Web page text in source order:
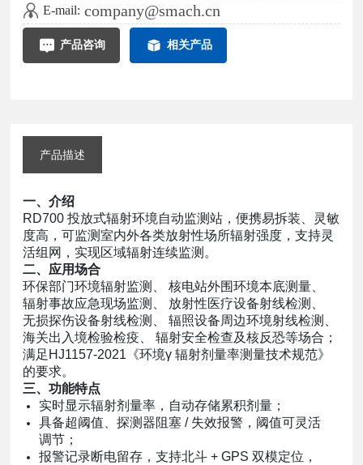
E-mail: company@smach.cn
产品咨询 相关产品
产品描述
一、介绍
RD700 投放式辐射环境自动监测站，便携易拆装、灵敏
度高，可监测室内外各类放射性场所辐射强度，支持灵
活组网，实现区域辐射连续监测。
二、应用场合
环保部门环境辐射监测、 核电站外围环境本底测量、
辐射事故应急现场监测、 放射性医疗设备射线检测、
无损探伤设备射线检测、 辐照设备周边环境射线检测、
海关出入境检验检疫、 辐射安全检查及核反恐等场合；
满足HJ1157-2021《环境γ 辐射剂量率测量技术规范》
的要求。
三、功能特点
实时显示辐射剂量率，自动存储累积剂量；
具备超阈值、探测器阻塞 / 失效报警，阈值可灵活
调节；
报警记录断电留存，支持北斗 + GPS 双模定位，